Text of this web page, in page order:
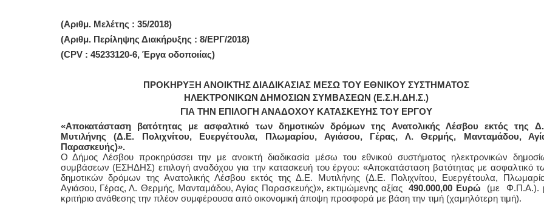
(Αριθμ. Μελέτης : 35/2018)
(Αριθμ. Περίληψης Διακήρυξης : 8/ΕΡΓ/2018)
(CPV : 45233120-6, Έργα οδοποιίας)
ΠΡΟΚΗΡΥΞΗ ΑΝΟΙΚΤΗΣ ΔΙΑΔΙΚΑΣΙΑΣ ΜΕΣΩ ΤΟΥ ΕΘΝΙΚΟΥ ΣΥΣΤΗΜΑΤΟΣ
ΗΛΕΚΤΡΟΝΙΚΩΝ ΔΗΜΟΣΙΩΝ ΣΥΜΒΑΣΕΩΝ (Ε.Σ.Η.ΔΗ.Σ.)
ΓΙΑ ΤΗΝ ΕΠΙΛΟΓΗ ΑΝΑΔΟΧΟΥ ΚΑΤΑΣΚΕΥΗΣ ΤΟΥ ΕΡΓΟΥ
«Αποκατάσταση βατότητας με ασφαλτικό των δημοτικών δρόμων της Ανατολικής Λέσβου εκτός της
Μυτιλήνης (Δ.Ε. Πολιχνίτου, Ευεργέτουλα, Πλωμαρίου, Αγιάσου, Γέρας, Λ. Θερμής, Μανταμάδου,
Παρασκευής)».
Ο Δήμος Λέσβου προκηρύσσει την με ανοικτή διαδικασία μέσω του εθνικού συστήματος ηλεκτρονικών
συμβάσεων (ΕΣΗΔΗΣ) επιλογή αναδόχου για την κατασκευή του έργου: «Αποκατάσταση βατότητας με ασφαλτικό
δημοτικών δρόμων της Ανατολικής Λέσβου εκτός της Δ.Ε. Μυτιλήνης (Δ.Ε. Πολιχνίτου, Ευεργέτουλα,
Αγιάσου, Γέρας, Λ. Θερμής, Μανταμάδου, Αγίας Παρασκευής)»,εκτιμώμενης αξίας490.000,00 Ευρώ (με Φ.Π.Α.).
κριτήριο ανάθεσης την πλέον συμφέρουσα από οικονομική άποψη προσφορά με βάση την τιμή (χαμηλότερη τιμή).